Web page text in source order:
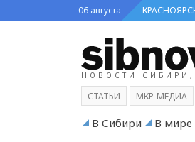
06 августа
НОВОСТИ
СТАТЬИ МКР-МЕДИА
В Сибири В мире